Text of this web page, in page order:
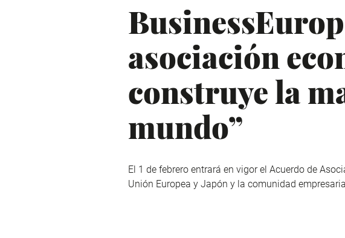
asociación
construye la
mundo”
El 1 de febrero entrará en vigor el Acuerdo de
Unión Europea y Japón y la comunidad